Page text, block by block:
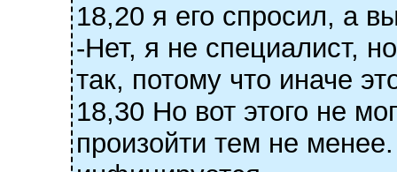
18,20 я его спросил, а
-Нет, я не специалист,
так, потому что иначе
18,30 Но вот этого не
произойти тем не